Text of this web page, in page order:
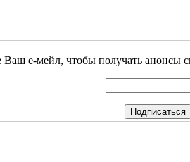
Ваш е-мейл, чтобы получать анонсы